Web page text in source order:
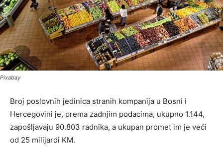
Pixabay
Broj poslovnih jedinica stranih kompanija u Bosni i
Hercegovini je, prema zadnjim podacima, ukupno 1.144,
zapošljavaju 90.803 radnika, a ukupan promet im je veći
od 25 milijardi KM.